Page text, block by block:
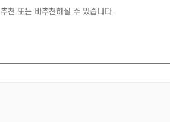
천 또는 비추천하실 수 있습니다.